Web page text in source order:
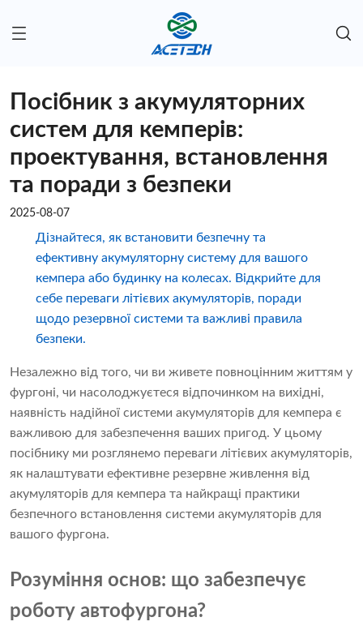
Посібник з акумуляторних
систем для кемперів:
проектування, встановлення
та поради з безпеки
2025-08-07
Дізнайтеся, як встановити безпечну та
ефективну акумуляторну систему для вашого
кемпера або будинку на колесах. Відкрийте для
себе переваги літієвих акумуляторів, поради
щодо резервної системи та важливі правила
безпеки.
Незалежно від того, чи ви живете повноцінним життям у
фургоні, чи насолоджуєтеся відпочинком на вихідні,
наявність надійної системи акумуляторів для кемпера є
важливою для забезпечення ваших пригод. У цьому
посібнику ми розглянемо переваги літієвих акумуляторів,
як налаштувати ефективне резервне живлення від
акумуляторів для кемпера та найкращі практики
безпечного встановлення системи акумуляторів для
вашого фургона.
Розуміння основ: що забезпечує
роботу автофургона?